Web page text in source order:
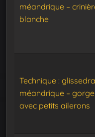
méandrique –
blanche
Technique :
méandrique – gorge
avec petits ailerons